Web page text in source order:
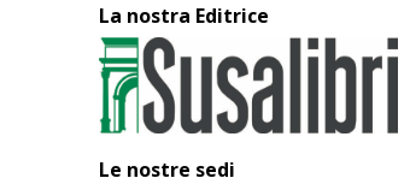
La nostra Editrice
Le nostre sedi